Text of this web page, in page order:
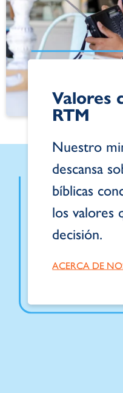
Valores
RTM
Nuestro
descansa
bíblicas
los valores
decisión.
ACERCA DE